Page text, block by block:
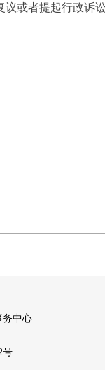
议或者提起行政诉
务中心
号